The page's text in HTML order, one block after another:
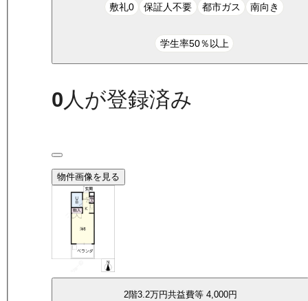
敷礼0 保証人不要 都市ガス 南向き
学生率50％以上
0 人が登録済み
物件画像を見る
2階3.2万円共益費等4,000円